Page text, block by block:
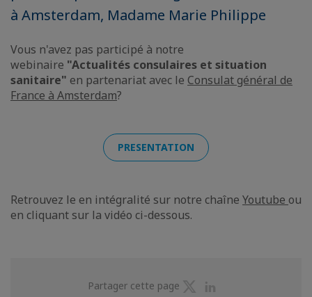
à Amsterdam, Madame Marie Philippe
Vous n'avez pas participé à notre
webinaire "Actualités consulaires et situation
sanitaire" en partenariat avec le Consulat général de
France à Amsterdam?
PRESENTATION
Retrouvez le en intégralité sur notre chaîne Youtube ou
en cliquant sur la vidéo ci-dessous.
Partager cette page
Partager